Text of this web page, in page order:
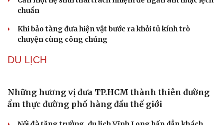
Đức tăng tốc chương trình UAV chiến đấu thông qua hợp
tác với Rolls-Royce
Thực hư việc Mỹ cạn kiệt kho tên lửa đắt tiền
Tên lửa đạn đạo Nga khoét sâu lỗ hổng phòng không
VĂN HÓA